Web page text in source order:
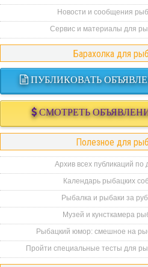
Новости и сообщения
Сервис и материалы для
Барахолка для
ПУБЛИКОВАТЬ
СМОТРЕТЬ
Полезное для
Архив всех публикаций по
Календарь рыбацких
Рыбалка и рыбаки за
Музей и кунсткамера
Рыбацкий юмор: смешное на
Пройти специальные тесты для